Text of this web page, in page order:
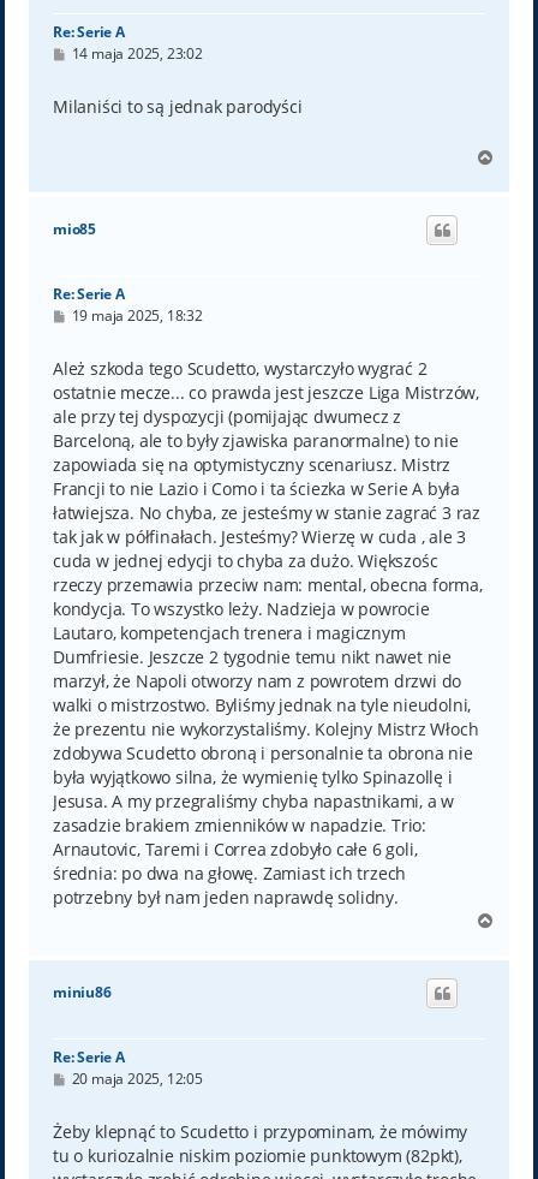
Re: Serie A
P
t
14 maja 2025, 23:02
Milaniści to są jednak parodyści
g
mio85
Re: Serie A
P
t
19 maja 2025, 18:32
Ależ szkoda tego Scudetto, wystarczyło wygrać 2
ostatnie mecze... co prawda jest jeszcze Liga Mistrzów,
ale przy tej dyspozycji (pomijając dwumecz z
Barceloną, ale to były zjawiska paranormalne) to nie
zapowiada się na optymistyczny scenariusz. Mistrz
Francji to nie Lazio i Como i ta ściezka w Serie A była
łatwiejsza. No chyba, ze jesteśmy w stanie zagrać 3 raz
tak jak w półfinałach. Jesteśmy? Wierzę w cuda , ale 3
cuda w jednej edycji to chyba za dużo. Większośc
rzeczy przemawia przeciw nam: mental, obecna forma,
kondycja. To wszystko leży. Nadzieja w powrocie
Lautaro, kompetencjach trenera i magicznym
Dumfriesie. Jeszcze 2 tygodnie temu nikt nawet nie
marzył, że Napoli otworzy nam z powrotem drzwi do
walki o mistrzostwo. Byliśmy jednak na tyle nieudolni,
że prezentu nie wykorzystaliśmy. Kolejny Mistrz Włoch
zdobywa Scudetto obroną i personalnie ta obrona nie
była wyjątkowo silna, że wymienię tylko Spinazollę i
Jesusa. A my przegraliśmy chyba napastnikami, a w
zasadzie brakiem zmienników w napadzie. Trio:
Arnautovic, Taremi i Correa zdobyło całe 6 goli,
średnia: po dwa na głowę. Zamiast ich trzech
potrzebny był nam jeden naprawdę solidny.
g
miniu86
Re: Serie A
P
t
20 maja 2025, 12:05
Żeby klepnąć to Scudetto i przypominam, że mówimy
tu o kuriozalnie niskim poziomie punktowym (82pkt),